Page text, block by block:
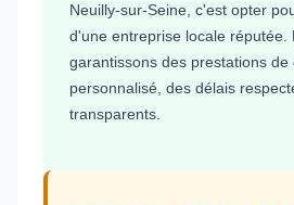
Neuilly-sur-Seine, c'est opter
d'une entreprise locale réputée.
garantissons des prestations de
personnalisé, des délais
transparents.